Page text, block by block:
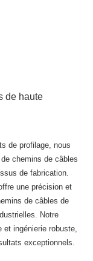
de haute
de profilage, nous
chemins de câbles
de fabrication.
une précision et
de câbles de
Notre
et ingénierie robuste,
exceptionnels.